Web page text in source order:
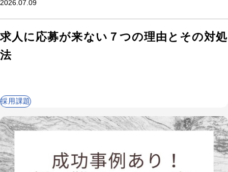
2026.07.09
求人に応募が来ない７つの理由とその対処
法
採用課題